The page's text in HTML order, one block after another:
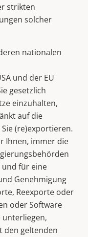
strikten
solcher
nationalen
und der EU
gesetzlich
einzuhalten,
auf die
(re)exportieren.
Ihnen, immer die
für eine
Genehmigung
Reexporte oder
oder Software
unterliegen,
den geltenden